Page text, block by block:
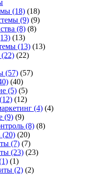
(18) (18)
(9) (9)
(8) (8)
(13)
(13) (13)
(22) (22)
(57) (57)
(40)
(5) (5)
(12) (12)
(4) (4)
(9) (9)
(8) (8)
(20) (20)
(7) (7)
(23) (23)
(1)
(2) (2)